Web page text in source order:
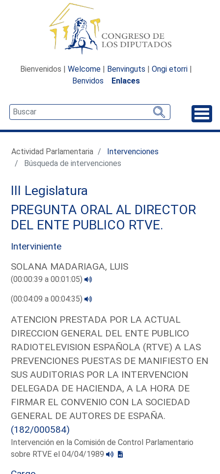
Bienvenidos | Welcome | Benvinguts | Ongi etorri |
Benvidos
Enlaces
Actividad Parlamentaria
Intervenciones
Búsqueda de intervenciones
III Legislatura
PREGUNTA ORAL AL DIRECTOR
DEL ENTE PUBLICO RTVE.
Interviniente
SOLANA MADARIAGA, LUIS
(00:00:39 a 00:01:05)
(00:04:09 a 00:04:35)
ATENCION PRESTADA POR LA ACTUAL
DIRECCION GENERAL DEL ENTE PUBLICO
RADIOTELEVISION ESPAÑOLA (RTVE) A LAS
PREVENCIONES PUESTAS DE MANIFIESTO EN
SUS AUDITORIAS POR LA INTERVENCION
DELEGADA DE HACIENDA, A LA HORA DE
FIRMAR EL CONVENIO CON LA SOCIEDAD
GENERAL DE AUTORES DE ESPAÑA.
(182/000584)
Intervención en la Comisión de Control Parlamentario
sobre RTVE el 04/04/1989